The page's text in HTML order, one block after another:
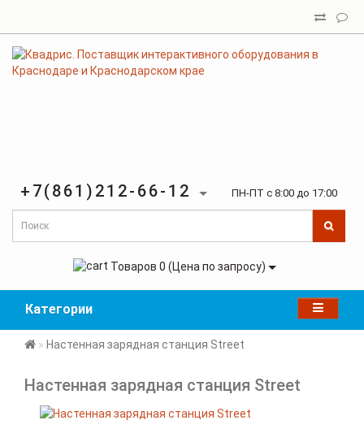
+7(861)212-66-12 ПН-ПТ с 8:00 до 17:00
Товаров 0 (Цена по запросу)
Категории
Настенная зарядная станция Street
Настенная зарядная станция Street